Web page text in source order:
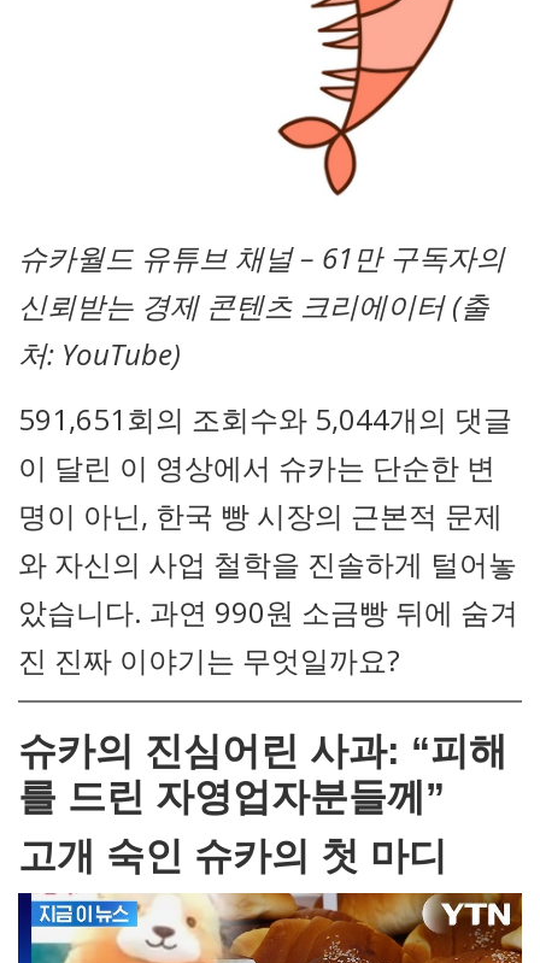
슈카월드 유튜브 채널 – 61만 구독자의
신뢰받는 경제 콘텐츠 크리에이터 (출
처: YouTube)
591,651회의 조회수와 5,044개의 댓글
이 달린 이 영상에서 슈카는 단순한 변
명이 아닌, 한국 빵 시장의 근본적 문제
와 자신의 사업 철학을 진솔하게 털어놓
았습니다. 과연 990원 소금빵 뒤에 숨겨
진 진짜 이야기는 무엇일까요?
슈카의 진심어린 사과: “피해
를 드린 자영업자분들께”
고개 숙인 슈카의 첫 마디